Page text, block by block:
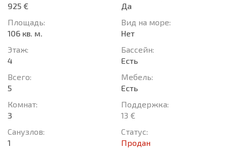
925 €
Площадь:
106 кв. м.
Этаж:
4
Всего:
5
Комнат:
3
Санузлов:
1
Да
Вид на море:
Нет
Басcейн:
Есть
Мебель:
Есть
Поддержка:
13 €
Статус:
Продан